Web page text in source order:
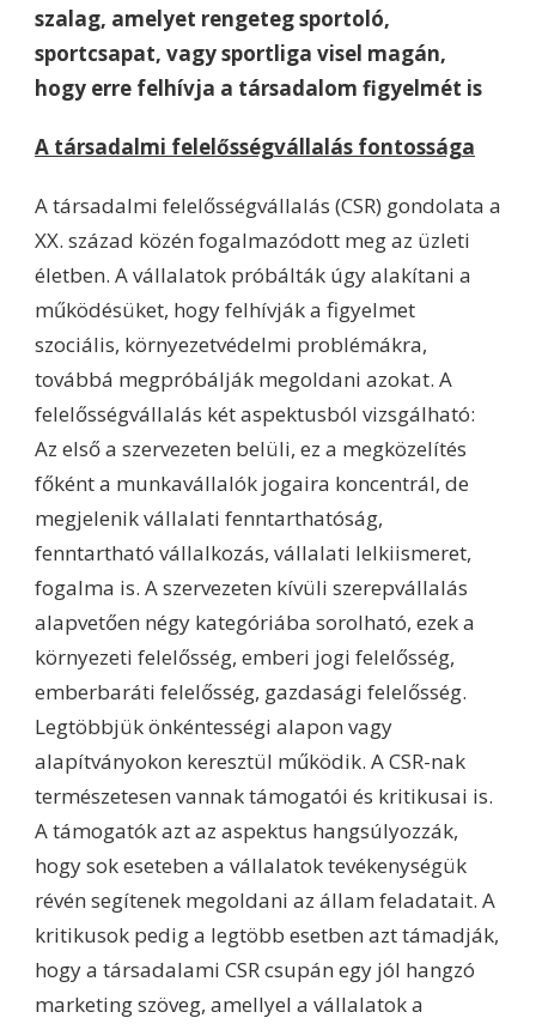
szalag, amelyet rengeteg sportoló,
sportcsapat, vagy sportliga visel magán,
hogy erre felhívja a társadalom figyelmét is
A társadalmi felelősségvállalás fontossága
A társadalmi felelősségvállalás (CSR) gondolata a
XX. század közén fogalmazódott meg az üzleti
életben. A vállalatok próbálták úgy alakítani a
működésüket, hogy felhívják a figyelmet
szociális, környezetvédelmi problémákra,
továbbá megpróbálják megoldani azokat. A
felelősségvállalás két aspektusból vizsgálható:
Az első a szervezeten belüli, ez a megközelítés
főként a munkavállalók jogaira koncentrál, de
megjelenik vállalati fenntarthatóság,
fenntartható vállalkozás, vállalati lelkiismeret,
fogalma is. A szervezeten kívüli szerepvállalás
alapvetően négy kategóriába sorolható, ezek a
környezeti felelősség, emberi jogi felelősség,
emberbaráti felelősség, gazdasági felelősség.
Legtöbbjük önkéntességi alapon vagy
alapítványokon keresztül működik. A CSR-nak
természetesen vannak támogatói és kritikusai is.
A támogatók azt az aspektus hangsúlyozzák,
hogy sok eseteben a vállalatok tevékenységük
révén segítenek megoldani az állam feladatait. A
kritikusok pedig a legtöbb esetben azt támadják,
hogy a társadalami CSR csupán egy jól hangzó
marketing szöveg, amellyel a vállalatok a